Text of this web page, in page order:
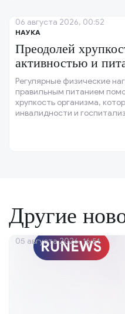
НАУКА
Преодолей
активностью и
Регулярные физические
правильным питанием
хрупкость организма,
инвалидности и
06 августа 2026, 00:52
Другие
05 августа 2026, 16:51